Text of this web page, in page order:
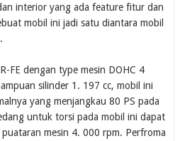
interior yang ada feature fitur dan
mobil ini jadi satu diantara mobil
dengan type mesin DOHC 4
silinder 1. 197 cc, mobil ini
yang menjangkau 80 PS pada
untuk torsi pada mobil ini dapat
mesin 4. 000 rpm. Perfroma